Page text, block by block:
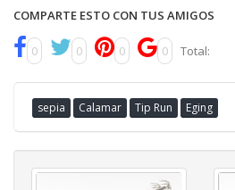
COMPARTE ESTO CON TUS AMIGOS
0 0 0 0 Total:
sepia Calamar Tip Run Eging